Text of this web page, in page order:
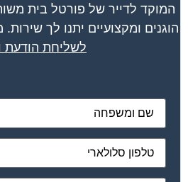
המוקד לדייר של פורטל בית
הוגנים ומקצועיים יתנו לך
לשליחת הודעת